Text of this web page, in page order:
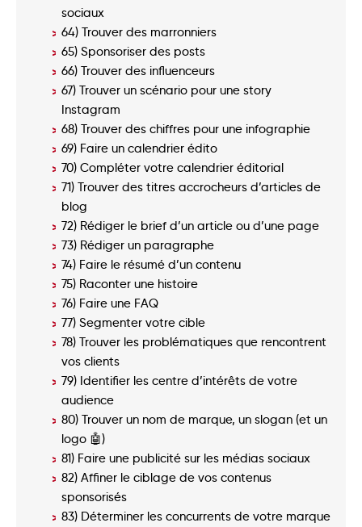
sociaux
64) Trouver des marronniers
65) Sponsoriser des posts
66) Trouver des influenceurs
67) Trouver un scénario pour une story
Instagram
68) Trouver des chiffres pour une infographie
69) Faire un calendrier édito
70) Compléter votre calendrier éditorial
71) Trouver des titres accrocheurs d’articles de
blog
72) Rédiger le brief d’un article ou d’une page
73) Rédiger un paragraphe
74) Faire le résumé d’un contenu
75) Raconter une histoire
76) Faire une FAQ
77) Segmenter votre cible
78) Trouver les problématiques que rencontrent
vos clients
79) Identifier les centre d’intérêts de votre
audience
80) Trouver un nom de marque, un slogan (et un
logo 🤖)
81) Faire une publicité sur les médias sociaux
82) Affiner le ciblage de vos contenus
sponsorisés
83) Déterminer les concurrents de votre marque